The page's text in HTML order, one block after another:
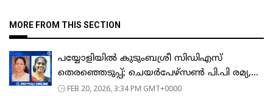
MORE FROM THIS SECTION
പയ്യോളിയിൽ കുടുംബശ്രീ സിഡിഎസ്
തെരഞ്ഞെടുപ്പ്; ചെയർപേഴ്സൺ പി.പി രമ്യ,...
FEB 20, 2026, 3:34 PM GMT+0000